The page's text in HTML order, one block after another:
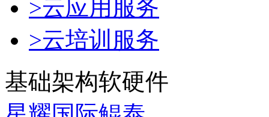
>云应用服务
>云培训服务
基础架构软硬件